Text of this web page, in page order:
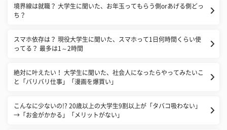
境界線は就職？ 大学生に聞いた、お年玉ってもらう側orあげる側どっ
ち？
スマホ依存は？ 現役大学生に聞いた、スマホって1日何時間くらい使
ってる？ 最多は1～2時間
絶対に叶えたい！ 大学生に聞いた、社会人になったらやってみたいこ
と「バリバリ仕事」「漫画を爆買い」
こんなに少ないの!? 20歳以上の大学生9割以上が「タバコ吸わない」
→「お金がかかる」「メリットがない」